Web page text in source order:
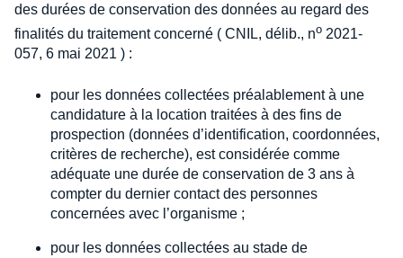
des durées de conservation des données au regard des
finalités du traitement concerné ( CNIL, délib., no 2021-
057, 6 mai 2021 ) :
pour les données collectées préalablement à une
candidature à la location traitées à des fins de
prospection (données d’identification, coordonnées,
critères de recherche), est considérée comme
adéquate une durée de conservation de 3 ans à
compter du dernier contact des personnes
concernées avec l’organisme ;
pour les données collectées au stade de